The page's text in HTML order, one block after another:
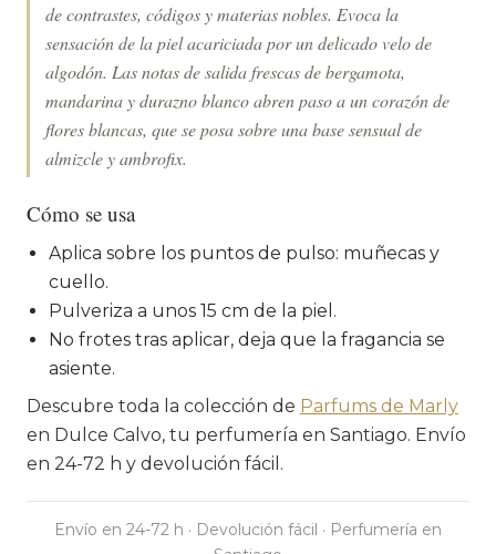
de contrastes, códigos y materias nobles. Evoca la
sensación de la piel acariciada por un delicado velo de
algodón. Las notas de salida frescas de bergamota,
mandarina y durazno blanco abren paso a un corazón de
flores blancas, que se posa sobre una base sensual de
almizcle y ambrofix.
Cómo se usa
Aplica sobre los puntos de pulso: muñecas y
cuello.
Pulveriza a unos 15 cm de la piel.
No frotes tras aplicar, deja que la fragancia se
asiente.
Descubre toda la colección de Parfums de Marly
en Dulce Calvo, tu perfumería en Santiago. Envío
en 24-72 h y devolución fácil.
Envío en 24-72 h · Devolución fácil · Perfumería en